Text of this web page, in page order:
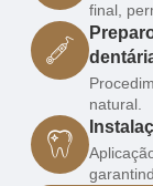
final,
natural.